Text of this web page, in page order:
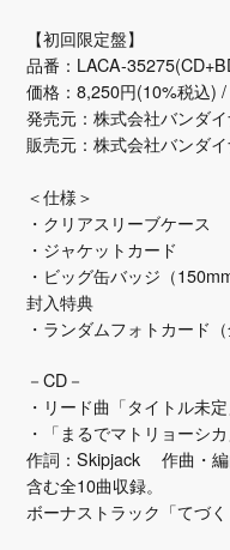
【初回限定盤】
品番：LACA-
価格：8,250円(10%税込)
発売元：株式会社バンダ
販売元：株式会社バンダ
＜仕様＞
・クリアスリーブケース
・ジャケットカード
・ビッグ缶バッジ（150mm
封入特典
・ランダムフォトカード
－CD－
・リード曲「タイトル未定
・「まるでマトリョーシカ
作詞：Skipjack 作曲・編
含む全10曲収録。
ボーナストラック「てづく